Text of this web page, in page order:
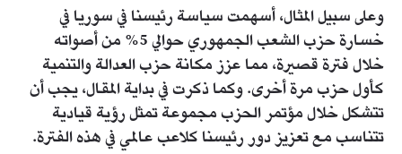
وعلى سبيل المثال، أسهمت سياسة رئيسنا في سوريا في
خسارة حزب الشعب الجمهوري حوالي 5% من أصواته
خلال فترة قصيرة، مما عزز مكانة حزب العدالة والتنمية
كأول حزب مرة أخرى. وكما ذكرت في بداية المقال، يجب أن
تتشكل خلال مؤتمر الحزب مجموعة تمثل رؤية قيادية
تتناسب مع تعزيز دور رئيسنا كلاعب عالمي في هذه الفترة.